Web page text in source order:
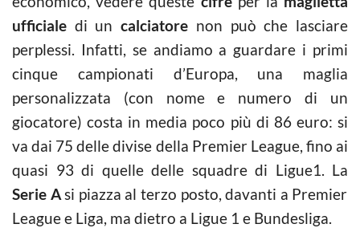
ufficiale di uncalciatore non può che lasciare
perplessi. Infatti, se andiamo a guardare i primi
cinque campionati d’Europa, una maglia
personalizzata (con nome e numero di un
giocatore) costa in media poco più di 86 euro: si
va dai 75 delle divise della Premier League, fino ai
quasi 93 di quelle delle squadre di Ligue1. La
Serie Asi piazza al terzo posto, davanti a Premier
League e Liga, ma dietro a Ligue 1 e Bundesliga.